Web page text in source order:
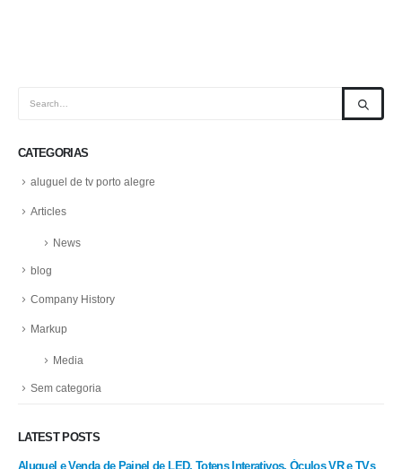
CATEGORIAS
aluguel de tv porto alegre
Articles
News
blog
Company History
Markup
Media
Sem categoria
LATEST POSTS
Aluguel e Venda de Painel de LED, Totens Interativos, Óculos VR e TVs